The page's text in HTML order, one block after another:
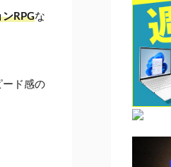
RPGな
ード感の